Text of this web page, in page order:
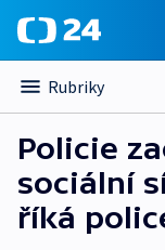
Rubriky
Policie
sociální
říká